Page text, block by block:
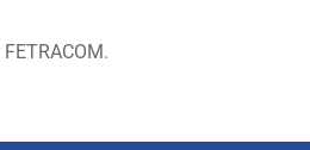
FETRACOM.